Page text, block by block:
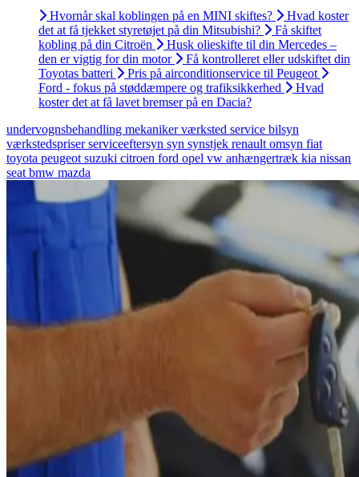
Hvornår skal koblingen på en MINI skiftes?
Hvad koster
det at få tjekket styretøjet på din Mitsubishi?
Få skiftet
kobling på din Citroën
Husk olieskifte til din Mercedes –
den er vigtig for din motor
Få kontrolleret eller udskiftet din
Toyotas batteri
Pris på airconditionservice til Peugeot
Ford - fokus på støddæmpere og trafiksikkerhed
Hvad
koster det at få lavet bremser på en Dacia?
undervognsbehandling mekanikerværksted service bilsyn
værkstedspriserserviceeftersyn syn synstjek renaultomsyn fiat
toyota peugeotsuzuki citroen ford opel vw anhængertræk kia nissan
seatbmw mazda